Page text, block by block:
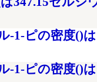
-1-ピの密度()
-1-ピの密度()